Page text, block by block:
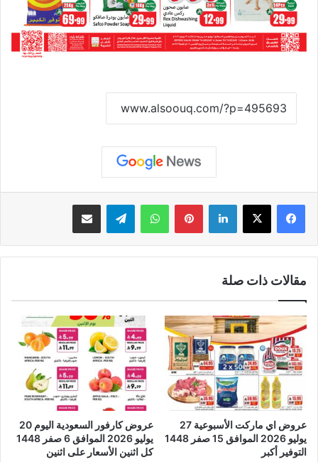
لينكدإن بينتيريستواتساب تيلقرام مشاركة عبر البريد
مقالات ذات صلة
عروض اي ماركت الأسبوعية 27
يوليو 2026 الموافق 15 صفر 1448
التوفير أكبر
عروض كارفور السعودية اليوم 20
يوليو 2026 الموافق 6 صفر 1448
كل اثنين الأسعار على اثنين